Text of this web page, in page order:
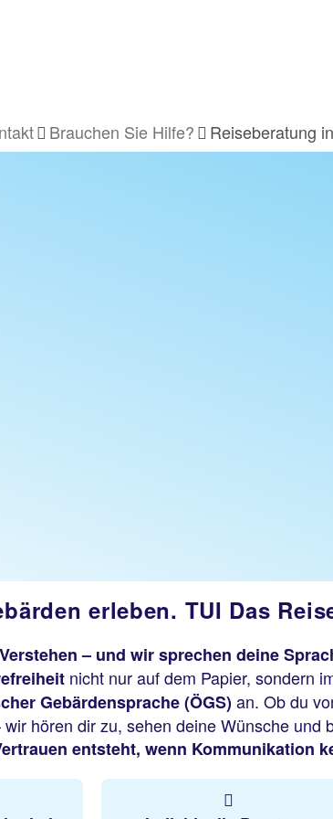
Brauchen Sie Hilfe? Reiseberatung
erleben. TUI Das
– und wir sprechen deine
nicht nur auf dem Papier, sondern
Gebärdensprache (ÖGS)an. Ob du
hören dir zu, sehen deine Wünsche
entsteht, wenn Kommunikation